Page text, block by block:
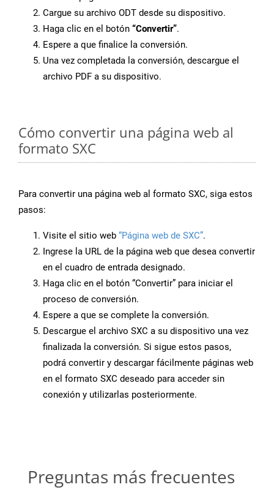
Cargue su archivo ODT desde su dispositivo.
Haga clic en el botón “Convertir”.
Espere a que finalice la conversión.
Una vez completada la conversión, descargue el
archivo PDF a su dispositivo.
Cómo convertir una página web al
formato SXC
Para convertir una página web al formato SXC, siga estos
pasos:
Visite el sitio web “Página web de SXC”.
Ingrese la URL de la página web que desea convertir
en el cuadro de entrada designado.
Haga clic en el botón “Convertir” para iniciar el
proceso de conversión.
Espere a que se complete la conversión.
Descargue el archivo SXC a su dispositivo una vez
finalizada la conversión. Si sigue estos pasos,
podrá convertir y descargar fácilmente páginas web
en el formato SXC deseado para acceder sin
conexión y utilizarlas posteriormente.
Preguntas más frecuentes